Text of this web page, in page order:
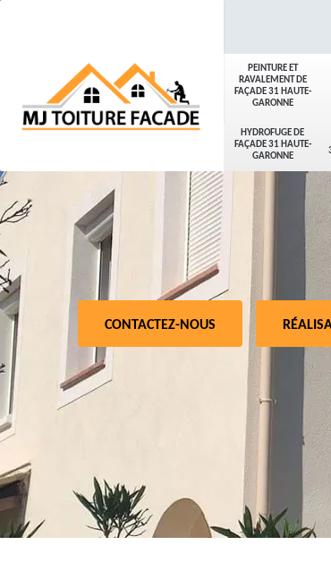
PEINTURE ET
RAVALEMENT DE
FAÇADE 31 HAUTE-
GARONNE
HYDROFUGE DE
FAÇADE 31 HAUTE-
GARONNE
CONTACTEZ-NOUS